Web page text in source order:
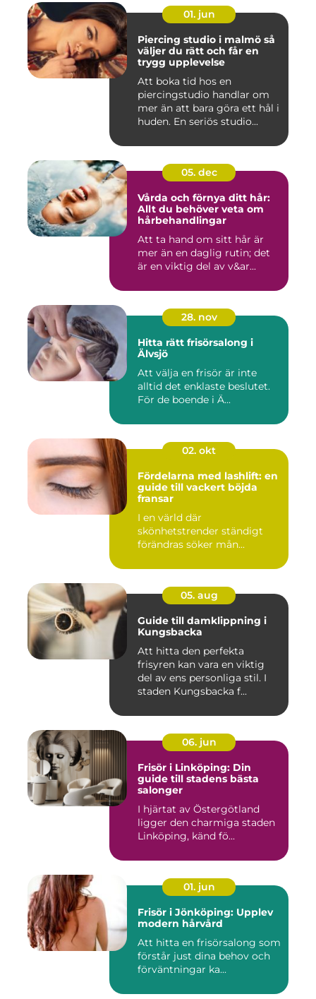
01. jun
Piercing studio i malmö så
väljer du rätt och får en
trygg upplevelse
Att boka tid hos en
piercingstudio handlar om
mer än att bara göra ett hål i
huden. En seriös studio...
05. dec
Vårda och förnya ditt hår:
Allt du behöver veta om
hårbehandlingar
Att ta hand om sitt hår är
mer än en daglig rutin; det
är en viktig del av v&ar...
28. nov
Hitta rätt frisörsalong i
Älvsjö
Att välja en frisör är inte
alltid det enklaste beslutet.
För de boende i Ä...
02. okt
Fördelarna med lashlift: en
guide till vackert böjda
fransar
I en värld där
skönhetstrender ständigt
förändras söker mån...
05. aug
Guide till damklippning i
Kungsbacka
Att hitta den perfekta
frisyren kan vara en viktig
del av ens personliga stil. I
staden Kungsbacka f...
06. jun
Frisör i Linköping: Din
guide till stadens bästa
salonger
I hjärtat av Östergötland
ligger den charmiga staden
Linköping, känd fö...
01. jun
Frisör i Jönköping: Upplev
modern hårvård
Att hitta en frisörsalong som
förstår just dina behov och
förväntningar ka...